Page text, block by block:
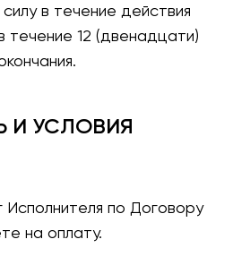
в течение действия
течение 12 (двенадцати)
И УСЛОВИЯ
Исполнителя по Договору
на оплату.